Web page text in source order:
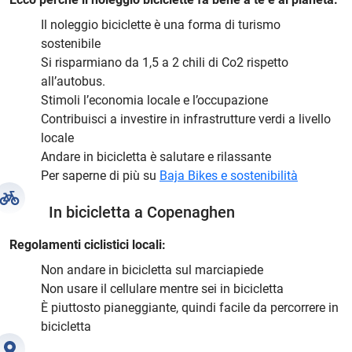
Il noleggio biciclette è una forma di turismo
sostenibile
Si risparmiano da 1,5 a 2 chili di Co2 rispetto
all’autobus.
Stimoli l’economia locale e l’occupazione
Contribuisci a investire in infrastrutture verdi a livello
locale
Andare in bicicletta è salutare e rilassante
Per saperne di più su Baja Bikes e sostenibilità
In bicicletta a Copenaghen
Regolamenti ciclistici locali:
Non andare in bicicletta sul marciapiede
Non usare il cellulare mentre sei in bicicletta
È piuttosto pianeggiante, quindi facile da percorrere in
bicicletta